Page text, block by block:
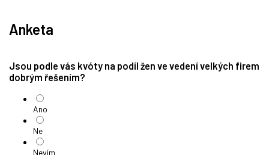
Anketa
Jsou podle vás kvóty na podíl žen ve vedení velkých firem
dobrým řešením?
Ano
Ne
Nevím